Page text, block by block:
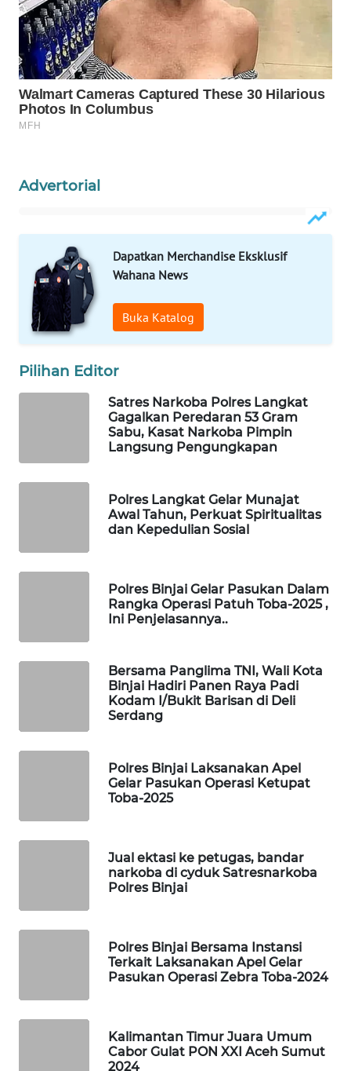
Advertorial
Dapatkan Merchandise Eksklusif
Wahana News
Buka Katalog
Pilihan Editor
Satres Narkoba Polres Langkat
Gagalkan Peredaran 53 Gram
Sabu, Kasat Narkoba Pimpin
Langsung Pengungkapan
Polres Langkat Gelar Munajat
Awal Tahun, Perkuat Spiritualitas
dan Kepedulian Sosial
Polres Binjai Gelar Pasukan Dalam
Rangka Operasi Patuh Toba-2025 ,
Ini Penjelasannya..
Bersama Panglima TNI, Wali Kota
Binjai Hadiri Panen Raya Padi
Kodam I/Bukit Barisan di Deli
Serdang
Polres Binjai Laksanakan Apel
Gelar Pasukan Operasi Ketupat
Toba-2025
Jual ektasi ke petugas, bandar
narkoba di cyduk Satresnarkoba
Polres Binjai
Polres Binjai Bersama Instansi
Terkait Laksanakan Apel Gelar
Pasukan Operasi Zebra Toba-2024
Kalimantan Timur Juara Umum
Cabor Gulat PON XXI Aceh Sumut
2024
KONSUMEN
WAHANA
LISTRIK
WAHANA
TRAVEL
TV
ID
WAHANANEWS
CO ID
WAHANANEWS
WAHANA
WAHANA
WAHANA
LAPAK
WAHANA
MASYARAKAT